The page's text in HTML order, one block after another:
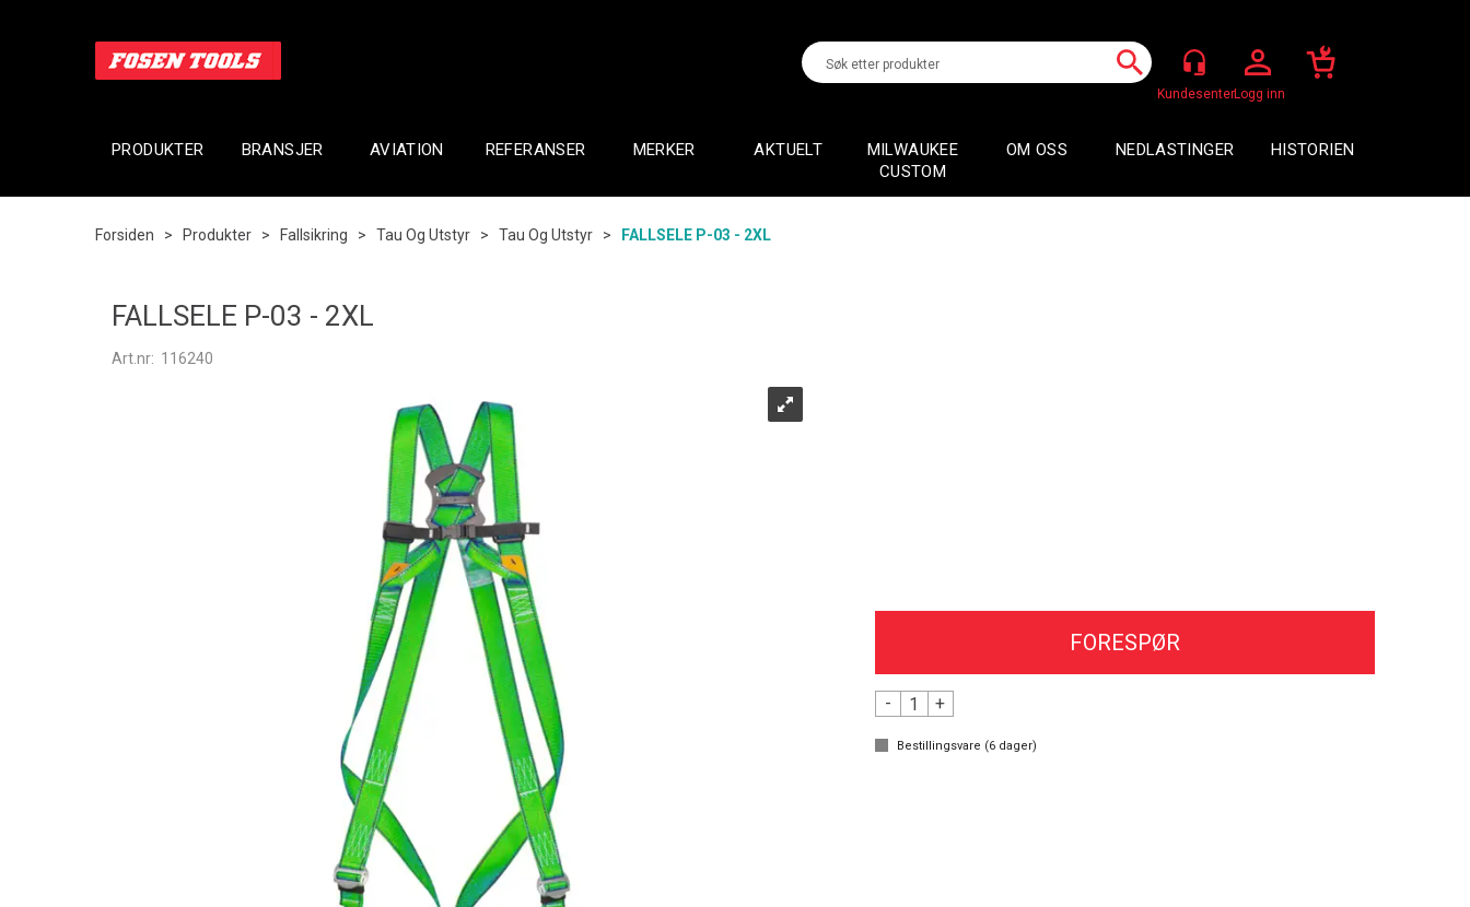
Logg inn
PRODUKTER BRANSJER AVIATION REFERANSER MERKER AKTUELT
MILWAUKEE
CUSTOM
OM OSS NEDLASTINGER HISTORIEN
Forsiden > Produkter > Fallsikring > Tau Og Utstyr > Tau Og Utstyr > FALLSELE P-03 - 2XL
FALLSELE P-03 - 2XL
Art.nr: 116240
FORESPØR
- +
Bestillingsvare (6dager)